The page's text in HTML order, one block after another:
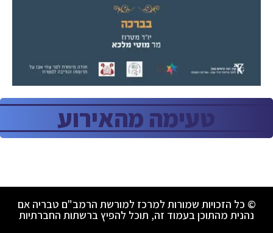
טעימה מהאירוע
© כל הזכויות שמורות למרכז למורשת הרמב"ם טבריה אם
נהנית מהתוכן בעמוד זה, תוכל להפיץ ברשתות החברתיות